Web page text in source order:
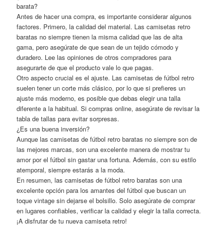
barata?
Antes de hacer una compra, es importante considerar algunos
factores. Primero, la calidad del material. Las camisetas retro
baratas no siempre tienen la misma calidad que las de alta
gama, pero asegúrate de que sean de un tejido cómodo y
duradero. Lee las opiniones de otros compradores para
asegurarte de que el producto vale lo que pagas.
Otro aspecto crucial es el ajuste. Las camisetas de fútbol retro
suelen tener un corte más clásico, por lo que si prefieres un
ajuste más moderno, es posible que debas elegir una talla
diferente a la habitual. Si compras online, asegúrate de revisar la
tabla de tallas para evitar sorpresas.
¿Es una buena inversión?
Aunque las camisetas de fútbol retro baratas no siempre son de
las mejores marcas, son una excelente manera de mostrar tu
amor por el fútbol sin gastar una fortuna. Además, con su estilo
atemporal, siempre estarás a la moda.
En resumen, las camisetas de fútbol retro baratas son una
excelente opción para los amantes del fútbol que buscan un
toque vintage sin dejarse el bolsillo. Solo asegúrate de comprar
en lugares confiables, verificar la calidad y elegir la talla correcta.
¡A disfrutar de tu nueva camiseta retro!